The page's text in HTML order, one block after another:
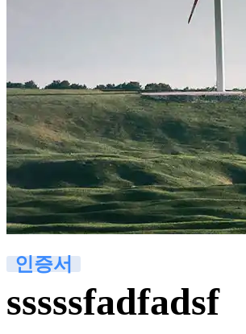
인증서
sssssfadfadsf